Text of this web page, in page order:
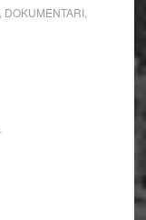
DOKUMENTARI,